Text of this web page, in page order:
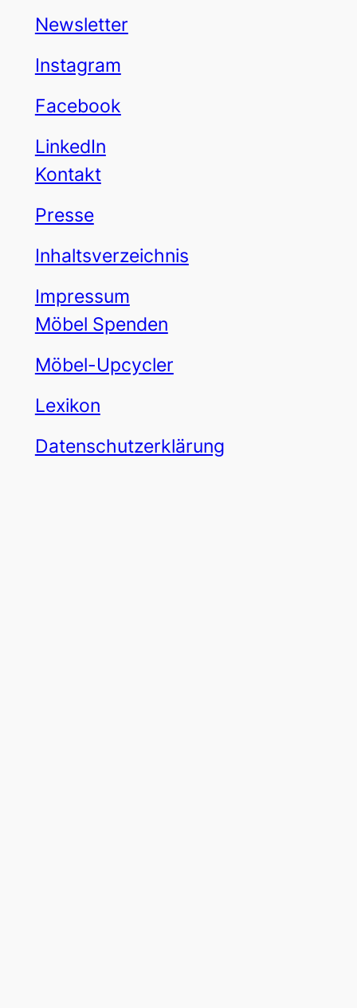
Newsletter
Instagram
Facebook
LinkedIn
Kontakt
Presse
Inhaltsverzeichnis
Impressum
Möbel Spenden
Möbel-Upcycler
Lexikon
Datenschutzerklärung